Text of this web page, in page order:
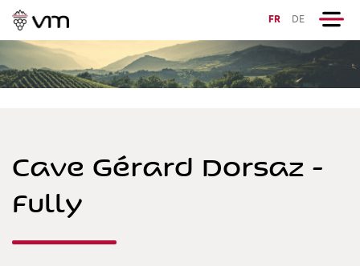
FR DE
Cave Gérard Dorsaz -
Fully